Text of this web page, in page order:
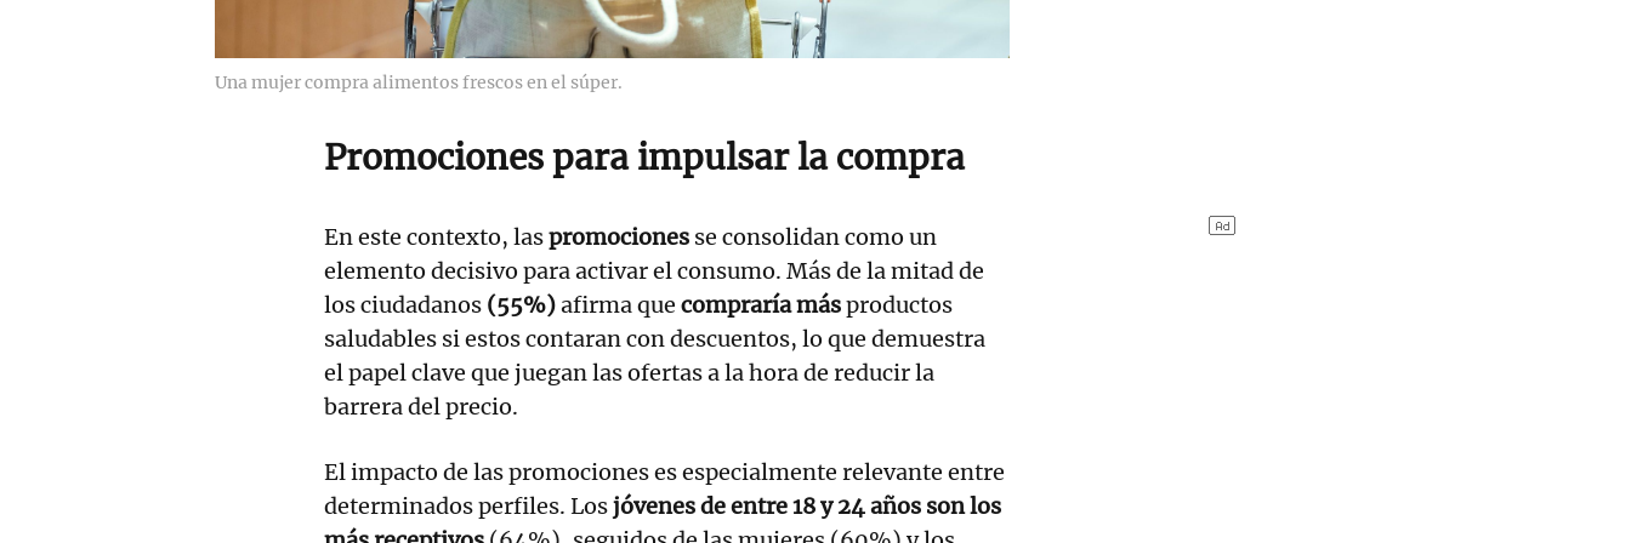
Una mujer compra alimentos frescos en el súper.
Promociones para impulsar la compra
En este contexto, laspromociones se consolidan como un
elemento decisivo para activar el consumo. Más de la mitad de
los ciudadanos (55%)afirma que compraría másproductos
saludables si estos contaran con descuentos, lo que demuestra
el papel clave que juegan las ofertas a la hora de reducir la
barrera del precio.
El impacto de las promociones es especialmente relevante entre
determinados perfiles. Losjóvenes de entre 18 y 24 años son los